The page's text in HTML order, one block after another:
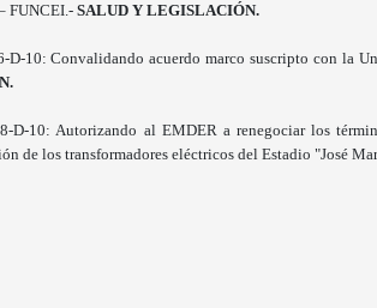
FUNCEI.- SALUD Y LEGISLACIÓN.
D-10: Convalidando acuerdo marco suscripto con la
D-10: Autorizando al EMDER a renegociar los
de los transformadores eléctricos del Estadio "José